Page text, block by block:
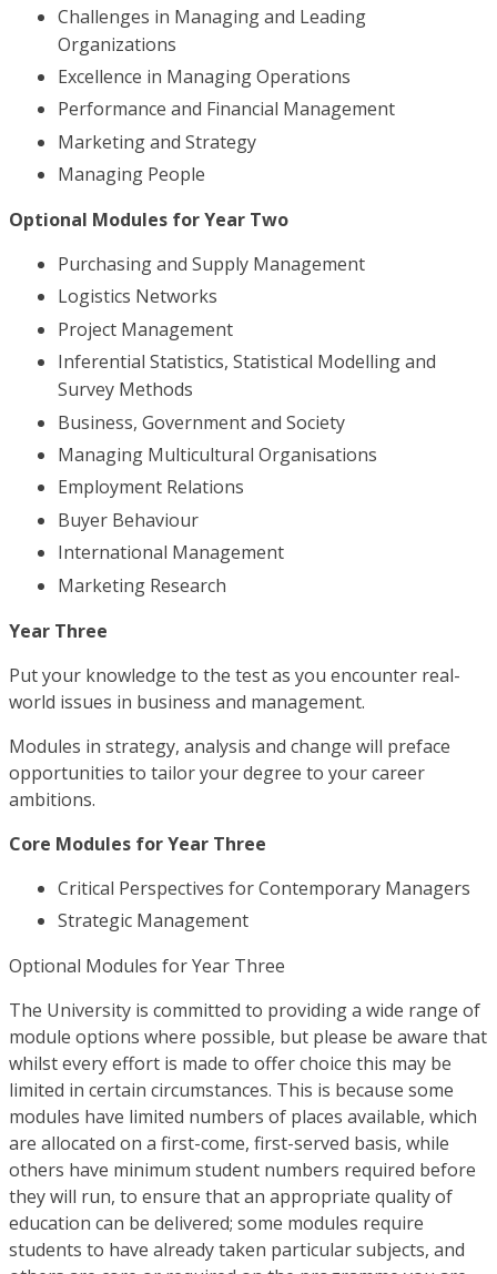
Challenges in Managing and Leading
Organizations
Excellence in Managing Operations
Performance and Financial Management
Marketing and Strategy
Managing People
Optional Modules for Year Two
Purchasing and Supply Management
Logistics Networks
Project Management
Inferential Statistics, Statistical Modelling and
Survey Methods
Business, Government and Society
Managing Multicultural Organisations
Employment Relations
Buyer Behaviour
International Management
Marketing Research
Year Three
Put your knowledge to the test as you encounter real-
world issues in business and management.
Modules in strategy, analysis and change will preface
opportunities to tailor your degree to your career
ambitions.
Core Modules for Year Three
Critical Perspectives for Contemporary Managers
Strategic Management
Optional Modules for Year Three
The University is committed to providing a wide range of
module options where possible, but please be aware that
whilst every effort is made to offer choice this may be
limited in certain circumstances. This is because some
modules have limited numbers of places available, which
are allocated on a first-come, first-served basis, while
others have minimum student numbers required before
they will run, to ensure that an appropriate quality of
education can be delivered; some modules require
students to have already taken particular subjects, and